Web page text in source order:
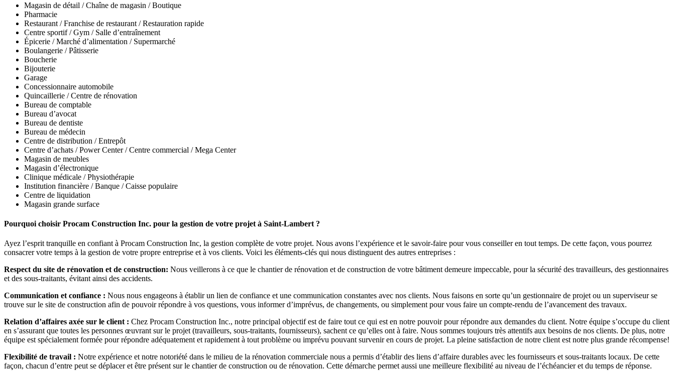
Magasin de détail / Chaîne de magasin / Boutique
Pharmacie
Restaurant / Franchise de restaurant / Restauration rapide
Centre sportif / Gym / Salle d’entraînement
Épicerie / Marché d’alimentation / Supermarché
Boulangerie / Pâtisserie
Boucherie
Bijouterie
Garage
Concessionnaire automobile
Quincaillerie / Centre de rénovation
Bureau de comptable
Bureau d’avocat
Bureau de dentiste
Bureau de médecin
Centre de distribution / Entrepôt
Centre d’achats / Power Center / Centre commercial / Mega Center
Magasin de meubles
Magasin d’électronique
Clinique médicale / Physiothérapie
Institution financière / Banque / Caisse populaire
Centre de liquidation
Magasin grande surface
Pourquoi choisir Procam Construction Inc. pour la gestion de votre projet à Saint-Lambert ?
Ayez l’esprit tranquille en confiant à Procam Construction Inc, la gestion complète de votre projet. Nous avons l’expérience et le savoir-faire pour vous conseiller en tout temps. De cette façon, vous pourrez
consacrer votre temps à la gestion de votre propre entreprise et à vos clients. Voici les éléments-clés qui nous distinguent des autres entreprises :
Respect du site de rénovation et de construction: Nous veillerons à ce que le chantier de rénovation et de construction de votre bâtiment demeure impeccable, pour la sécurité des travailleurs, des gestionnaires
et des sous-traitants, évitant ainsi des accidents.
Communication et confiance : Nous nous engageons à établir un lien de confiance et une communication constantes avec nos clients. Nous faisons en sorte qu’un gestionnaire de projet ou un superviseur se
trouve sur le site de construction afin de pouvoir répondre à vos questions, vous informer d’imprévus, de changements, ou simplement pour vous faire un compte-rendu de l’avancement des travaux.
Relation d’affaires axée sur le client : Chez Procam Construction Inc., notre principal objectif est de faire tout ce qui est en notre pouvoir pour répondre aux demandes du client. Notre équipe s’occupe du client
en s’assurant que toutes les personnes œuvrant sur le projet (travailleurs, sous-traitants, fournisseurs), sachent ce qu’elles ont à faire. Nous sommes toujours très attentifs aux besoins de nos clients. De plus, notre
équipe est spécialement formée pour répondre adéquatement et rapidement à tout problème ou imprévu pouvant survenir en cours de projet. La pleine satisfaction de notre client est notre plus grande récompense!
Flexibilité de travail : Notre expérience et notre notoriété dans le milieu de la rénovation commerciale nous a permis d’établir des liens d’affaire durables avec les fournisseurs et sous-traitants locaux. De cette
façon, chacun d’entre peut se déplacer et être présent sur le chantier de construction ou de rénovation. Cette démarche permet aussi une meilleure flexibilité au niveau de l’échéancier et du temps de réponse.